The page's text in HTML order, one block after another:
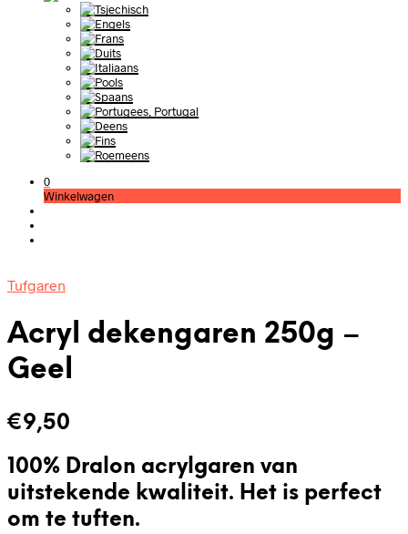
0
Winkelwagen
Tufgaren
Acryl dekengaren 250g –
Geel
€9,50
100% Dralon acrylgaren van
uitstekende kwaliteit. Het is perfect
om te tuften.